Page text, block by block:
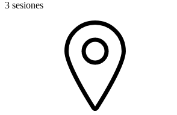
3 sesiones